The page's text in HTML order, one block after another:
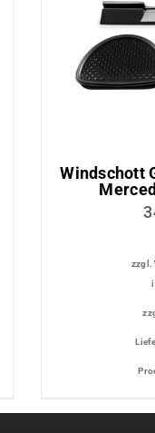
Lederausstattung
Lederausstattungs-
Rechner
Windschott
zzgl.